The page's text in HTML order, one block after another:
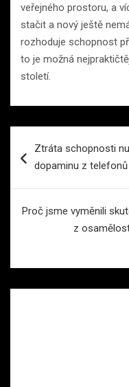
veřejného prostoru, a
stačit a nový ještě
rozhoduje schopnost
to je možná
století.
proZtráta schopnosti
dopaminu z
Proč jsme vyměnili
z